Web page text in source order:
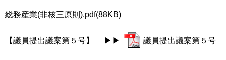
総務産業(非核三原則).pdf(88KB)
【議員提出議案第５号】 ▶▶ 議員提出議案第５号